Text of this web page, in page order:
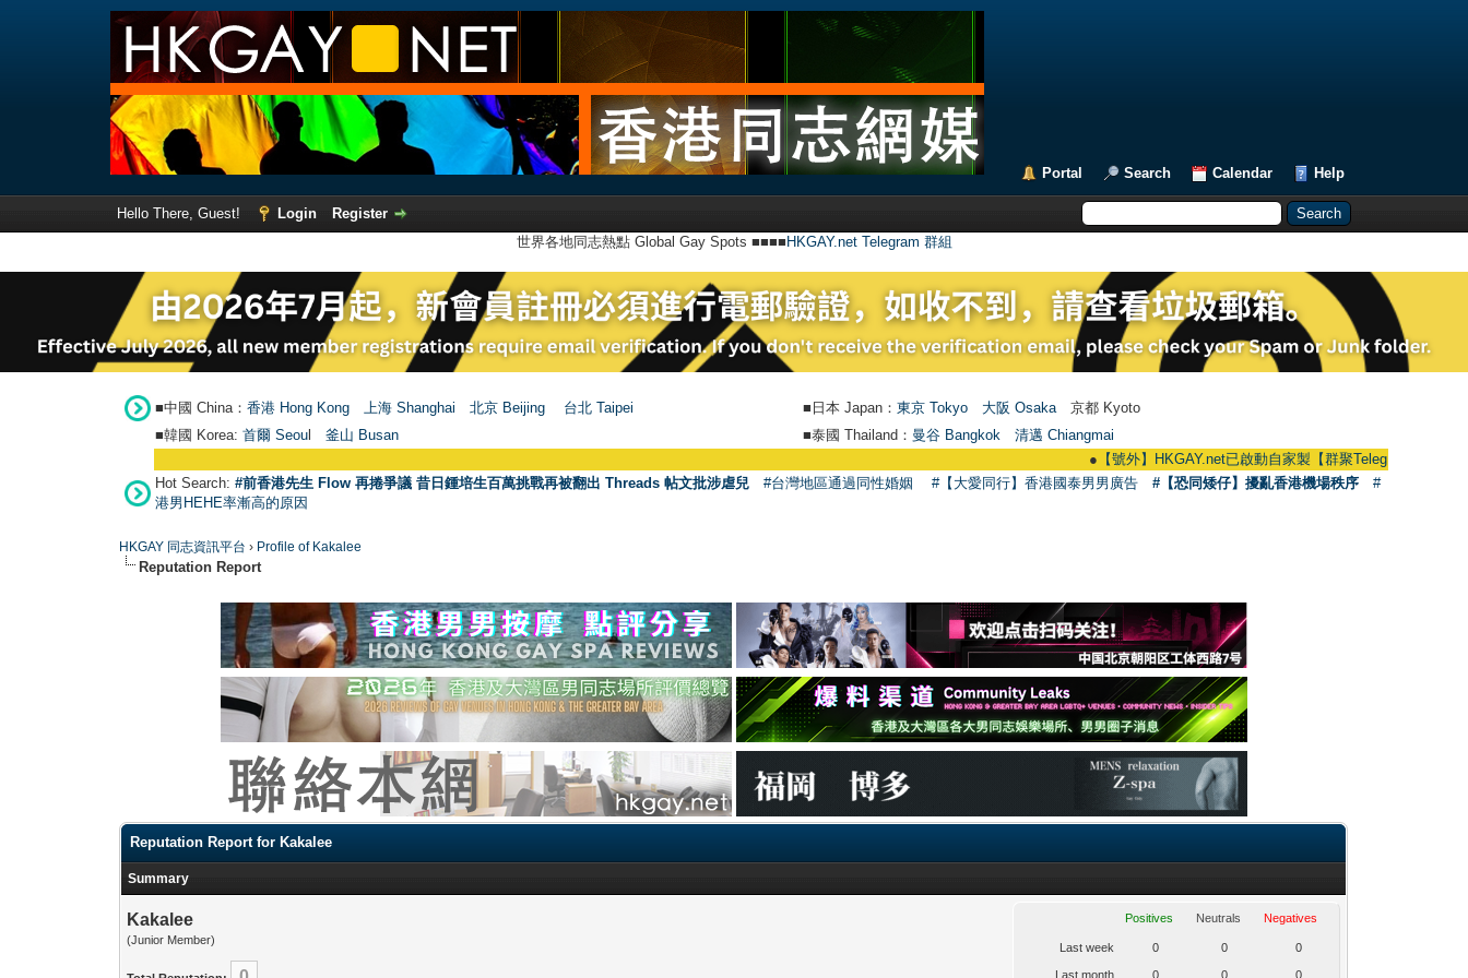
Portal Search Calendar Help
Hello There, Guest! Login
Register
世界各地同志熱點 Global Gay Spots ■■■■ HKGAY.net Telegram 群組
■中國 China： 香港 Hong Kong 上海 Shanghai 北京 Beijing 台北 Taipei ■日本 Japan： 東京 Tokyo 大阪 Osaka 京都 Kyoto
■韓國 Korea: 首爾 Seou 釜山 Busan ■泰國 Thailand： 曼谷 Bangkok
清邁 Chiangmai
【號外】HKGAY.net已啟動自家製【群聚Telegram群組】
Hot Search: #前香港先生 Flow 再捲爭議 昔日鍾培生百萬挑戰再被翻出 Threads 帖文批涉虐兒 #台灣地區通過同性婚姻 #【大愛同行】香港國泰男男廣告 #【恐同矮仔】擾亂香港機場秩序
#
港男HEHE率漸高的原因
HKGAY 同志資訊平台 › Profile of Kakalee
Reputation Report
Reputation Report for Kakalee
Summary
Kakalee
(Junior Member)
Positives Neutrals Negatives
Last week 0 0 0
Last month 0 0 0